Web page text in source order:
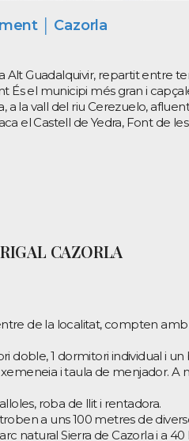
│ Cazorla
Alt Guadalquivir, repartit entre
És el municipi més gran i
a la vall del riu Cerezuelo,
el Castell de Yedra, Font de
CAZORLA
de la localitat, compten amb
doble, 1 dormitori individual i
i taula de menjador. A
roba de llit i rentadora.
a uns 100 metres de
natural Sierra de Cazorla i a 40